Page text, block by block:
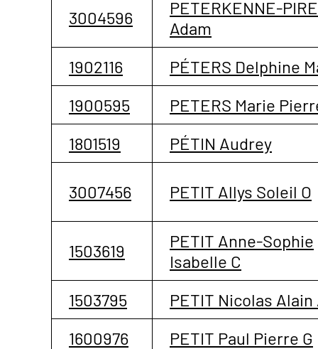
3004596
PETERKENNE-
Adam
1902116
PÉTERS Delphine
1900595
PETERS Marie
1801519
PÉTIN Audrey
3007456 PETIT Allys Soleil O
1503619
PETIT Anne-Sophie
Isabelle C
1503795
PETIT Nicolas Alain
1600976
PETIT Paul Pierre G